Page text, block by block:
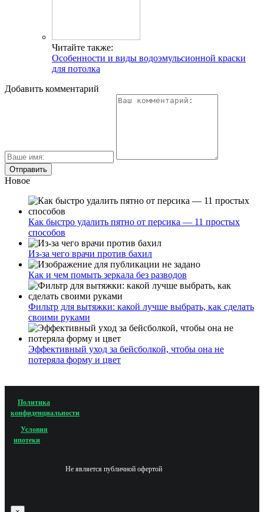
Читайте также:
Особенности и виды водоэмульсионной краски
для потолка
Добавить комментарий
Новое
Как быстро удалить пятно от персика — 11 простых
способов
Из-за чего врачи против бахил
Как и чем помыть зеркала без разводов
Фильтр для вытяжки: какой лучше выбрать, как сделать
своими руками
Эффективный уход за бейсболкой, чтобы она не
потеряла форму и цвет
Политика
конфиденциальности
Условия
ипотеки
Не является публичной офертой